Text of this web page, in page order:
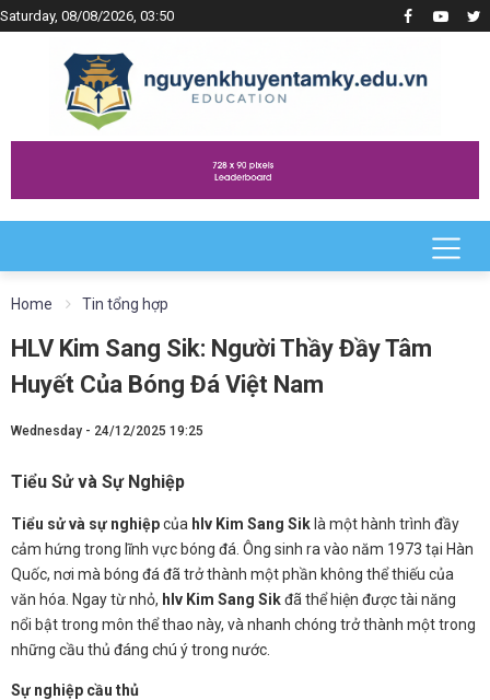
Saturday, 08/08/2026, 03:50
Home Tin tổng hợp
HLV Kim Sang Sik: Người Thầy Đầy Tâm
Huyết Của Bóng Đá Việt Nam
Wednesday - 24/12/2025 19:25
Tiểu Sử và Sự Nghiệp
Tiểu sử và sự nghiệpcủa hlv Kim Sang Sik là một hành trình đầy
cảm hứng trong lĩnh vực bóng đá. Ông sinh ra vào năm 1973 tại Hàn
Quốc, nơi mà bóng đá đã trở thành một phần không thể thiếu của
văn hóa. Ngay từ nhỏ, hlv Kim Sang Sikđã thể hiện được tài năng
nổi bật trong môn thể thao này, và nhanh chóng trở thành một trong
những cầu thủ đáng chú ý trong nước.
Sự nghiệp cầu thủ